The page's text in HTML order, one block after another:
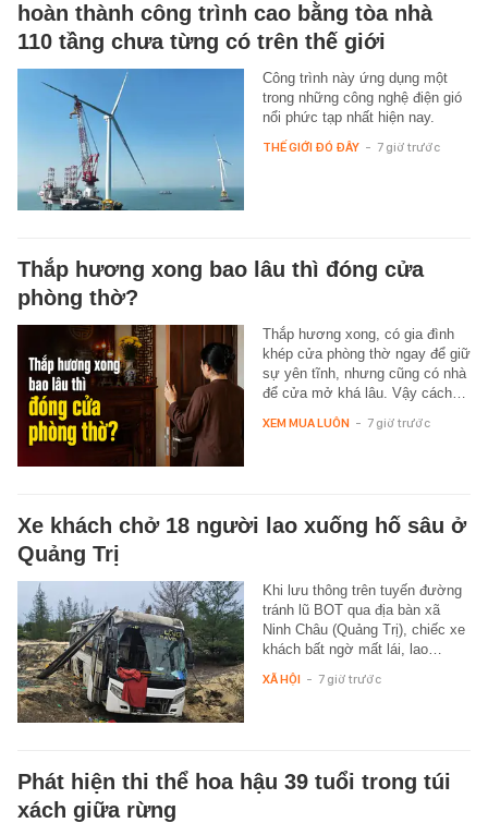
hoàn thành công trình cao bằng tòa nhà
110 tầng chưa từng có trên thế giới
Công trình này ứng dụng một
trong những công nghệ điện gió
nổi phức tạp nhất hiện nay.
THẾ GIỚI ĐÓ ĐÂY - 7 giờ trước
Thắp hương xong bao lâu thì đóng cửa
phòng thờ?
Thắp hương xong, có gia đình
khép cửa phòng thờ ngay để giữ
sự yên tĩnh, nhưng cũng có nhà
để cửa mở khá lâu. Vậy cách…
XEM MUA LUÔN - 7 giờ trước
Xe khách chở 18 người lao xuống hố sâu ở
Quảng Trị
Khi lưu thông trên tuyến đường
tránh lũ BOT qua địa bàn xã
Ninh Châu (Quảng Trị), chiếc xe
khách bất ngờ mất lái, lao…
XÃ HỘI - 7 giờ trước
Phát hiện thi thể hoa hậu 39 tuổi trong túi
xách giữa rừng